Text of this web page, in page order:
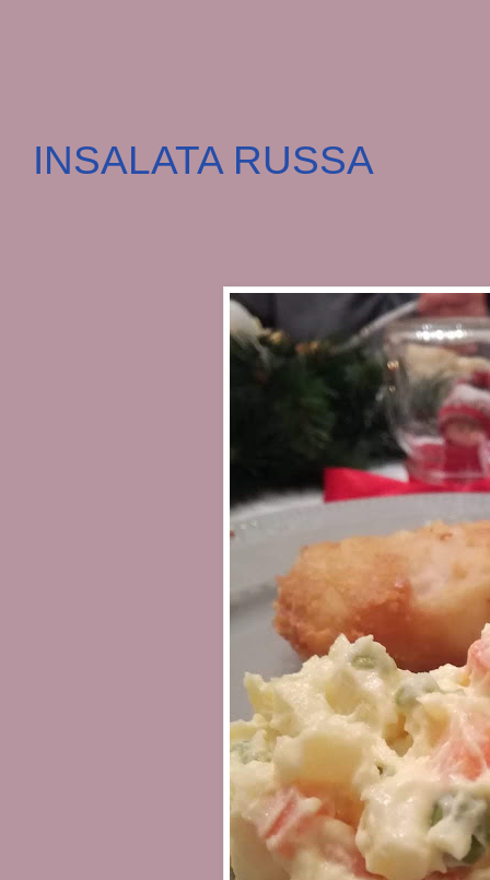
INSALATA RUSSA